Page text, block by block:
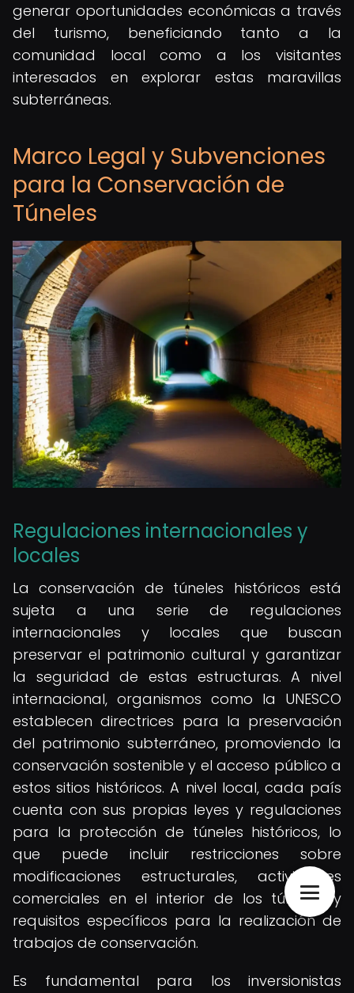
generar oportunidades económicas a través
del turismo, beneficiando tanto a la
comunidad local como a los visitantes
interesados en explorar estas maravillas
subterráneas.
Marco Legal y Subvenciones
para la Conservación de
Túneles
Regulaciones internacionales y
locales
La conservación de túneles históricos está
sujeta a una serie de regulaciones
internacionales y locales que buscan
preservar el patrimonio cultural y garantizar
la seguridad de estas estructuras. A nivel
internacional, organismos como la UNESCO
establecen directrices para la preservación
del patrimonio subterráneo, promoviendo la
conservación sostenible y el acceso público a
estos sitios históricos. A nivel local, cada país
cuenta con sus propias leyes y regulaciones
para la protección de túneles históricos, lo
que puede incluir restricciones sobre
modificaciones estructurales, actividades
comerciales en el interior de los túneles, y
requisitos específicos para la realización de
trabajos de conservación.
Es fundamental para los inversionistas